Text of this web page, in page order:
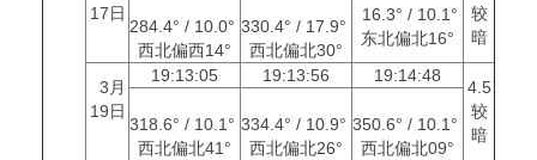
17日
较
暗
284.4° / 10.0°
西北偏西14°
330.4° / 17.9°
西北偏北30°
16.3° / 10.1°
东北偏北16°
3月
19日
19:13:05 19:13:56 19:14:48
4.5
较
暗
318.6° / 10.1°
西北偏北41°
334.4° / 10.9°
西北偏北26°
350.6° / 10.1°
西北偏北09°